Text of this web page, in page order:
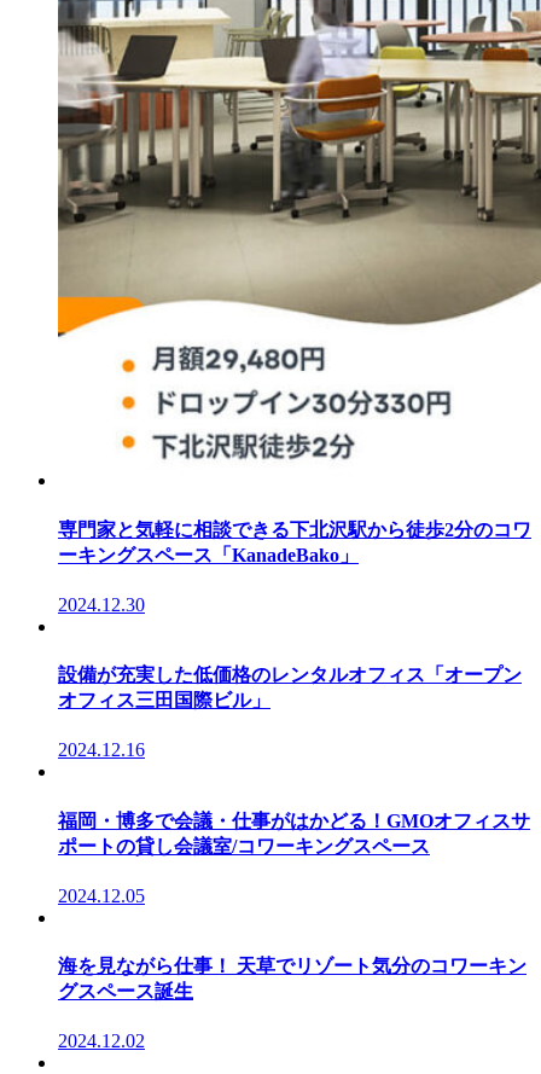
専門家と気軽に相談できる下北沢駅から徒歩2分のコワ
ーキングスペース「KanadeBako」
2024.12.30
設備が充実した低価格のレンタルオフィス「オープン
オフィス三田国際ビル」
2024.12.16
福岡・博多で会議・仕事がはかどる！GMOオフィスサ
ポートの貸し会議室/コワーキングスペース
2024.12.05
海を見ながら仕事！ 天草でリゾート気分のコワーキン
グスペース誕生
2024.12.02